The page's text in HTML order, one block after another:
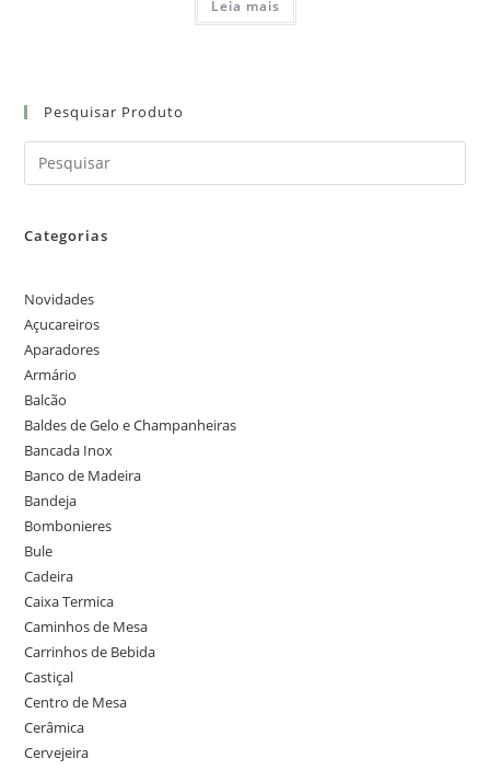
Leia mais
Pesquisar Produto
Categorias
Novidades
Açucareiros
Aparadores
Armário
Balcão
Baldes de Gelo e Champanheiras
Bancada Inox
Banco de Madeira
Bandeja
Bombonieres
Bule
Cadeira
Caixa Termica
Caminhos de Mesa
Carrinhos de Bebida
Castiçal
Centro de Mesa
Cerâmica
Cervejeira